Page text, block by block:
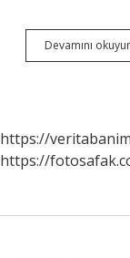
Devamını
https://
https://